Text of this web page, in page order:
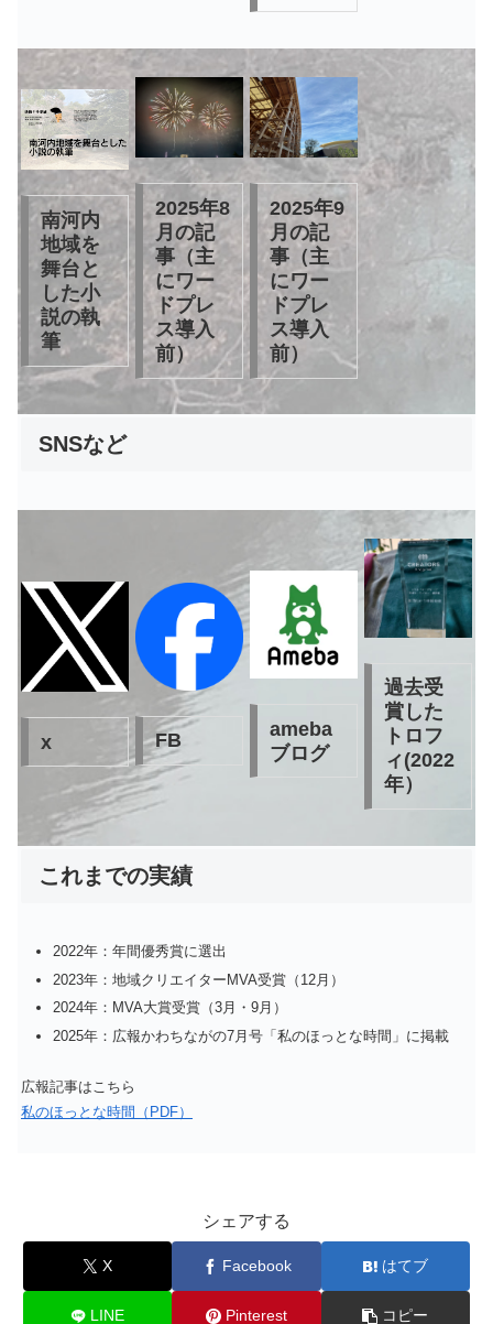
南河内
地域を
舞台と
した小
説の執
筆
2025年8
月の記
事（主
にワー
ドプレ
ス導入
前）
2025年9
月の記
事（主
にワー
ドプレ
ス導入
前）
SNSなど
x FB
ameba
ブログ
過去受
賞した
トロフ
ィ(2022
年）
これまでの実績
2022年：年間優秀賞に選出
2023年：地域クリエイターMVA受賞（12月）
2024年：MVA大賞受賞（3月・9月）
2025年：広報かわちながの7月号「私のほっとな時間」に掲載
広報記事はこちら
私のほっとな時間（PDF）
シェアする
X Facebook はてブ
LINE Pinterest コピー